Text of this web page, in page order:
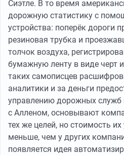
Сиэтле. В то время
дорожную статистику с
устройства: поперёк дороги
резиновая трубка и
толчок воздуха,
бумажную ленту в виде черт
таких самописцев
аналитики и за деньги
управлению дорожных служб
с Алленом, основывают
тех же целей, но стоимость их
меньше, чем у других
появляется идея